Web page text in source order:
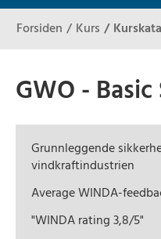
Forsiden Kurs
GWO -
Grunnleggende
vindkraftindustrien
Average WINDA-
"WINDA rating 3,8/5"